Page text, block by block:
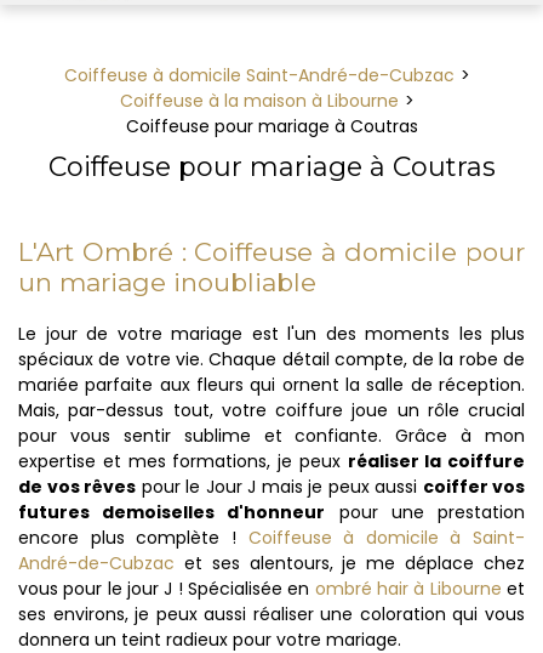
Coiffeuse à domicile Saint-André-de-Cubzac
Coiffeuse à la maison à Libourne
Coiffeuse pour mariage à Coutras
Coiffeuse pour mariage à Coutras
L'Art Ombré : Coiffeuse à domicile pour
un mariage inoubliable
Le jour de votre mariage est l'un des moments les plus
spéciaux de votre vie. Chaque détail compte, de la robe de
mariée parfaite aux fleurs qui ornent la salle de réception.
Mais, par-dessus tout, votre coiffure joue un rôle crucial
pour vous sentir sublime et confiante. Grâce à mon
expertise et mes formations, je peux réaliser la coiffure
de vos rêves pour le Jour J mais je peux aussi coiffer vos
futures demoiselles d'honneur pour une prestation
encore plus complète ! Coiffeuse à domicile à Saint-
André-de-Cubzac et ses alentours, je me déplace chez
vous pour le jour J ! Spécialisée en ombré hair à Libourne et
ses environs, je peux aussi réaliser une coloration qui vous
donnera un teint radieux pour votre mariage.